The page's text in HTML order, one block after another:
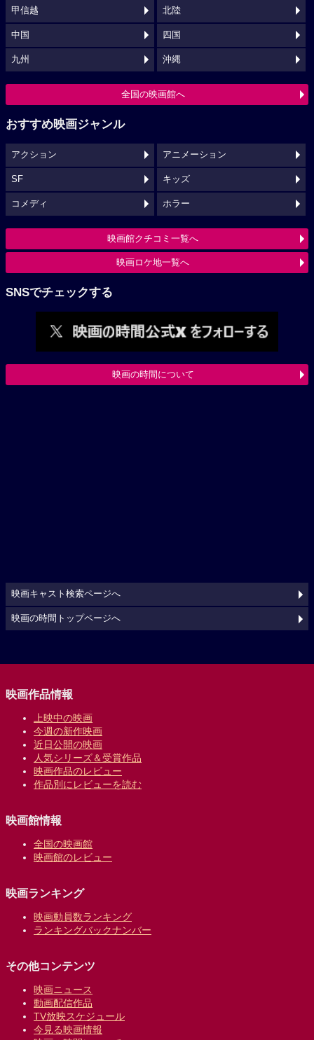
甲信越 北陸
中国 四国
九州 沖縄
全国の映画館へ
おすすめ映画ジャンル
アクション アニメーション
SF キッズ
コメディ ホラー
映画館クチコミ一覧へ
映画ロケ地一覧へ
SNSでチェックする
映画の時間について
映画キャスト検索ページへ
映画の時間トップページへ
映画作品情報
上映中の映画
今週の新作映画
近日公開の映画
人気シリーズ＆受賞作品
映画作品のレビュー
作品別にレビューを読む
映画館情報
全国の映画館
映画館のレビュー
映画ランキング
映画動員数ランキング
ランキングバックナンバー
その他コンテンツ
映画ニュース
動画配信作品
TV放映スケジュール
今見る映画情報